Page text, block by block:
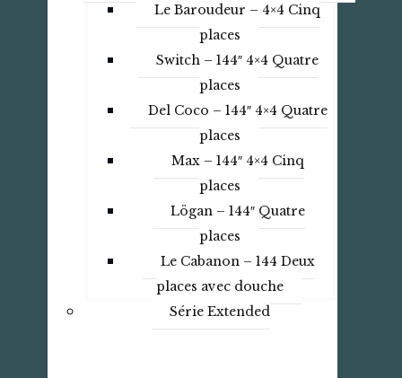
Le Baroudeur – 4×4 Cinq
places
Switch – 144″ 4×4 Quatre
places
Del Coco – 144″ 4×4 Quatre
places
Max – 144″ 4×4 Cinq
places
Lögan – 144″ Quatre
places
Le Cabanon – 144 Deux
places avec douche
Série Extended